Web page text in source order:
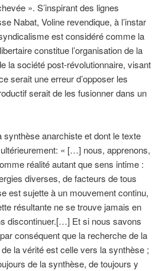
». S’inspirant des lignes
Nabat, Voline revendique, à l’instar
est considéré comme la
constitue l’organisation de la
la société post-révolutionnaire, visant
serait une erreur d’opposer les
serait de les fusionner dans un
anarchiste et dont le texte
« […] nous, apprenons,
réalité autant que sens intime :
diverses, de facteurs de tous
est sujette à un mouvement continu,
résultante ne se trouve jamais en
discontinuer.[…] Et si nous savons
conséquent que la recherche de la
la vérité est celle vers la synthèse ;
de la synthèse, de toujours y